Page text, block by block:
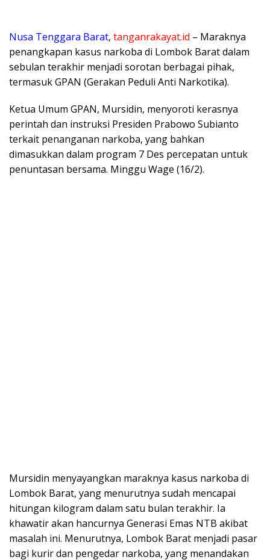
Nusa Tenggara Barat, tanganrakayat.id – Maraknya
penangkapan kasus narkoba di Lombok Barat dalam
sebulan terakhir menjadi sorotan berbagai pihak,
termasuk GPAN (Gerakan Peduli Anti Narkotika).
Ketua Umum GPAN, Mursidin, menyoroti kerasnya
perintah dan instruksi Presiden Prabowo Subianto
terkait penanganan narkoba, yang bahkan
dimasukkan dalam program 7 Des percepatan untuk
penuntasan bersama. Minggu Wage (16/2).
Mursidin menyayangkan maraknya kasus narkoba di
Lombok Barat, yang menurutnya sudah mencapai
hitungan kilogram dalam satu bulan terakhir. Ia
khawatir akan hancurnya Generasi Emas NTB akibat
masalah ini. Menurutnya, Lombok Barat menjadi pasar
bagi kurir dan pengedar narkoba, yang menandakan